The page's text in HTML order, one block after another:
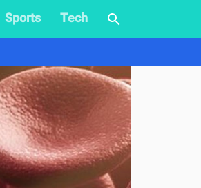
Sports
Tech